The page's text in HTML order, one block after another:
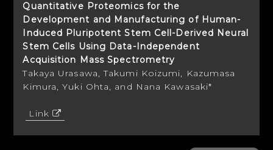
Quantitative Proteomics for the
Development and Manufacturing of Human-
Induced Pluripotent Stem Cell-Derived Neural
Stem Cells Using Data-Independent
Acquisition Mass Spectrometry
Takaya Urasawa, Takumi Koizumi, Kazumasa
Kimura, Yuki Ohta, and Nana Kawasaki*
Link